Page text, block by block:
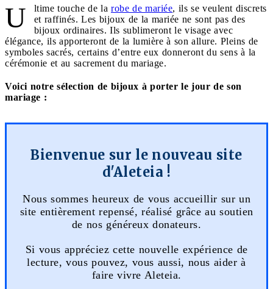
U ltime touche de la robe de mariée, ils se veulent discrets
et raffinés. Les bijoux de la mariée ne sont pas des
bijoux ordinaires. Ils sublimeront le visage avec
élégance, ils apporteront de la lumière à son allure. Pleins de
symboles sacrés, certains d’entre eux donneront du sens à la
cérémonie et au sacrement du mariage.
Voici notre sélection de bijoux à porter le jour de son
mariage :
Bienvenue sur le nouveau site
d'Aleteia !
Nous sommes heureux de vous accueillir sur un
site entièrement repensé, réalisé grâce au soutien
de nos généreux donateurs.
Si vous appréciez cette nouvelle expérience de
lecture, vous pouvez, vous aussi, nous aider à
faire vivre Aleteia.